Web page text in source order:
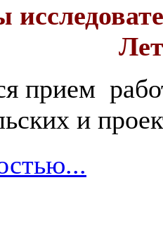
прием
и